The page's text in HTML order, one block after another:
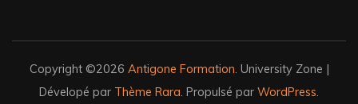
Copyright ©2026 Antigone Formation. University Zone |
Dévelopé par Thème Rara. Propulsé par WordPress.